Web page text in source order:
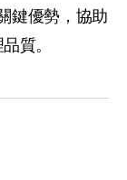
鍵優勢，協助
質。